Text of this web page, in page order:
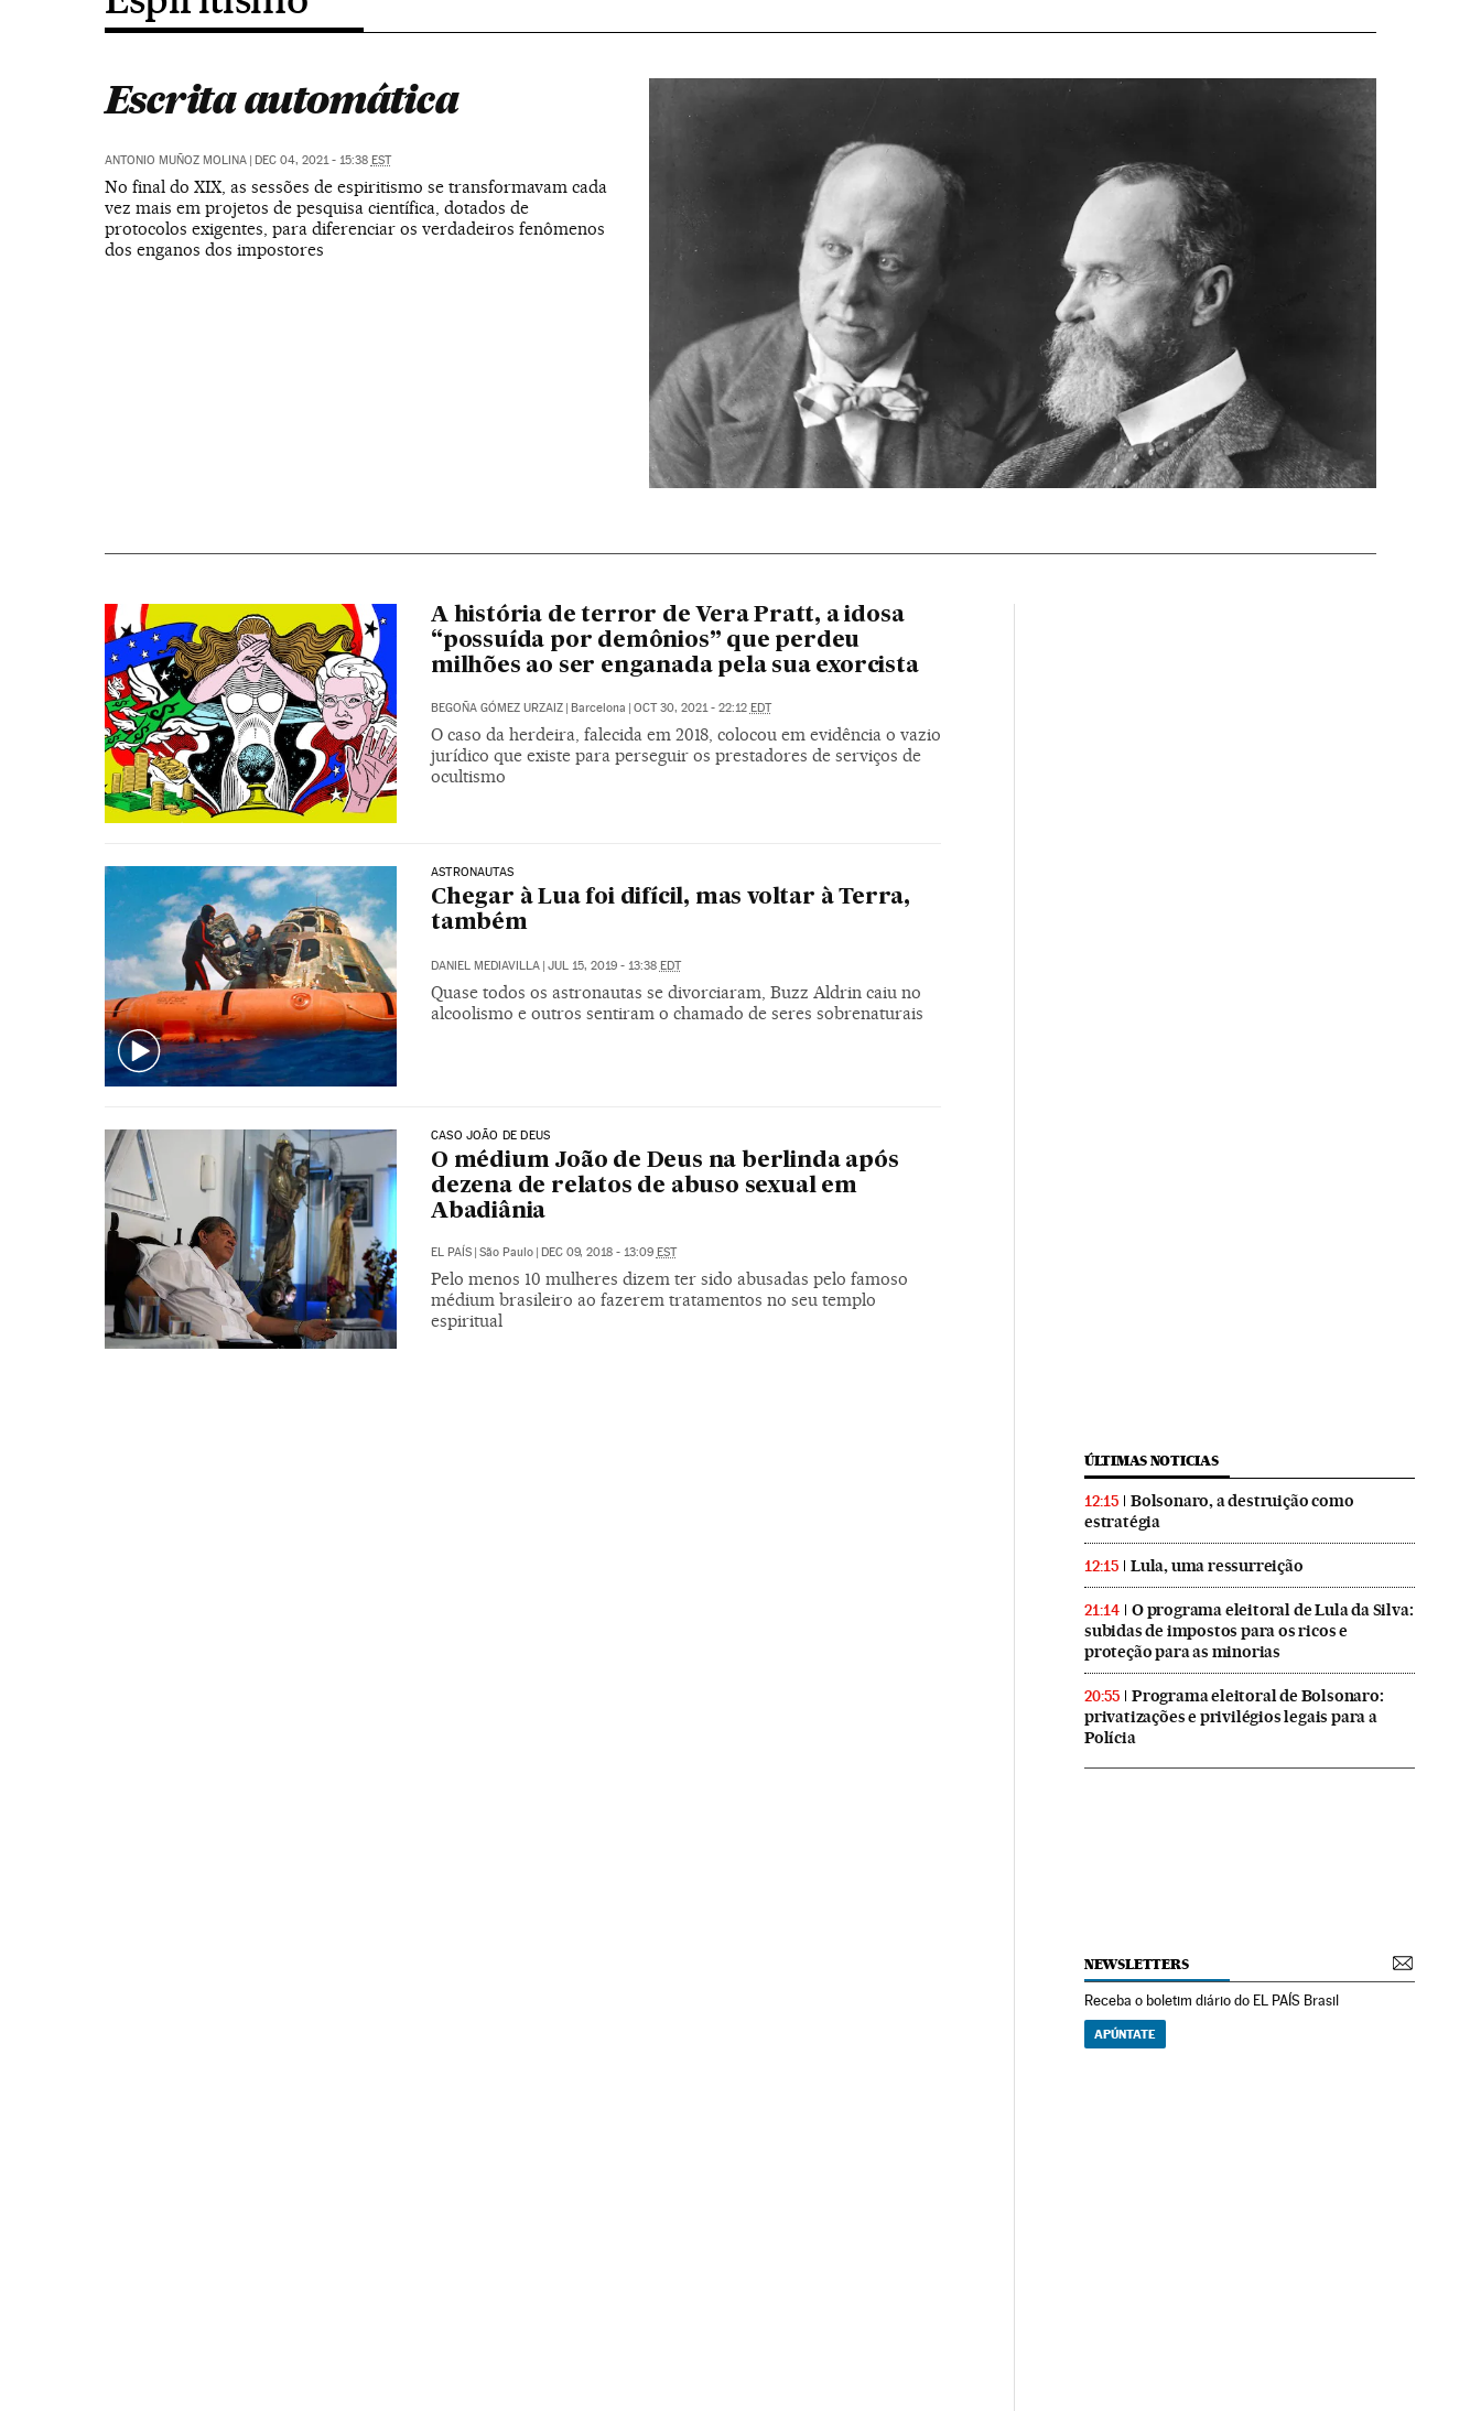
Escrita automática
ANTONIO MUÑOZ MOLINA | DEC 04, 2021 - 15:38 EST
No final do XIX, as sessões de espiritismo se transformavam cada
vez mais em projetos de pesquisa científica, dotados de
protocolos exigentes, para diferenciar os verdadeiros fenômenos
dos enganos dos impostores
A história de terror de Vera Pratt, a idosa
“possuída por demônios” que perdeu
milhões ao ser enganada pela sua exorcista
BEGOÑA GÓMEZ URZAIZ | Barcelona | OCT 30, 2021 - 22:12 EDT
O caso da herdeira, falecida em 2018, colocou em evidência o vazio
jurídico que existe para perseguir os prestadores de serviços de
ocultismo
ASTRONAUTAS
Chegar à Lua foi difícil, mas voltar à Terra,
também
DANIEL MEDIAVILLA JUL 15, 2019 - 13:38 EDT
Quase todos os astronautas se divorciaram, Buzz Aldrin caiu no
alcoolismo e outros sentiram o chamado de seres sobrenaturais
CASO JOÃO DE DEUS
O médium João de Deus na berlinda após
dezena de relatos de abuso sexual em
Abadiânia
EL PAÍS | São Paulo | DEC 09, 2018 - 13:09 EST
Pelo menos 10 mulheres dizem ter sido abusadas pelo famoso
médium brasileiro ao fazerem tratamentos no seu templo
espiritual
ÚLTIMAS NOTICIAS
12:15
Bolsonaro, a destruição como
estratégia
12:15 Lula, uma ressurreição
21:14
O programa eleitoral de Lula da Silva:
subidas de impostos para os ricos e
proteção para as minorias
20:55
Programa eleitoral de Bolsonaro:
privatizações e privilégios legais para a
Polícia
NEWSLETTERS
Receba o boletim diário do EL PAÍS Brasil
APÚNTATE